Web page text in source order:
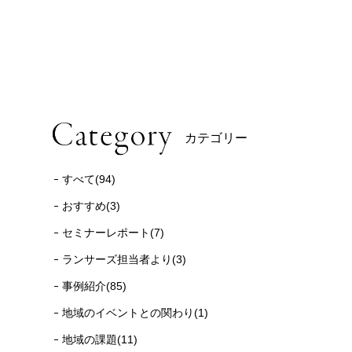
カテゴリー
すべて(94)
おすすめ(3)
セミナーレポート(7)
ランサーズ担当者より(3)
事例紹介(85)
地域のイベントとの関わり(1)
地域の課題(11)